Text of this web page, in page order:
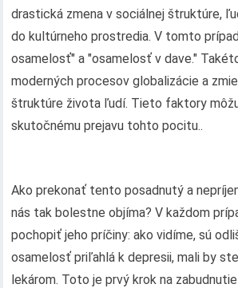
drastická zmena v sociálnej štruktúre,
do kultúrneho prostredia. V tomto
osamelosť" a "osamelosť v dave."
moderných procesov globalizácie a
štruktúre života ľudí. Tieto faktory
skutočnému prejavu tohto pocitu..
Ako prekonať tento posadnutý a
nás tak bolestne objíma? V každom
pochopiť jeho príčiny: ako vidíme, sú
osamelosť priľahlá k depresii, mali by
lekárom. Toto je prvý krok na